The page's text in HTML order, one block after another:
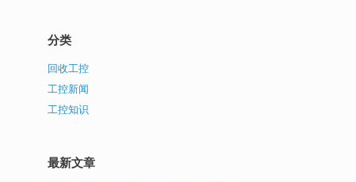
分类
回收工控
工控新闻
工控知识
最新文章